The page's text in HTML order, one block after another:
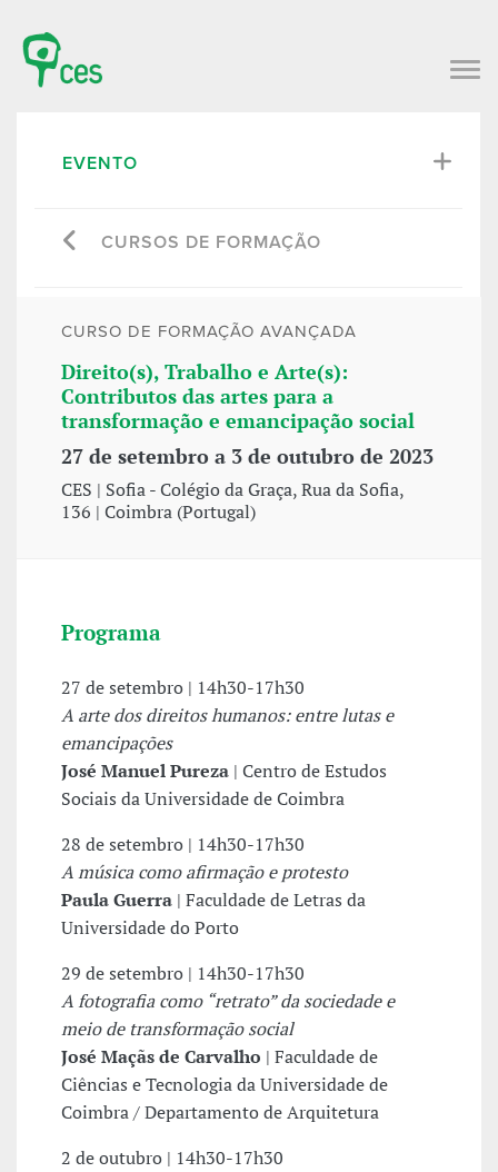
EVENTO
CURSOS DE FORMAÇÃO
CURSO DE FORMAÇÃO AVANÇADA
Direito(s), Trabalho e Arte(s):
Contributos das artes para a
transformação e emancipação social
27 de setembro a 3 de outubro de 2023
CES | Sofia - Colégio da Graça, Rua da Sofia,
136 | Coimbra (Portugal)
Programa
27 de setembro | 14h30-17h30
A arte dos direitos humanos: entre lutas e
emancipações
José Manuel Pureza | Centro de Estudos
Sociais da Universidade de Coimbra
28 de setembro | 14h30-17h30
A música como afirmação e protesto
Paula Guerra | Faculdade de Letras da
Universidade do Porto
29 de setembro | 14h30-17h30
A fotografia como “retrato” da sociedade e
meio de transformação social
José Maçãs de Carvalho | Faculdade de
Ciências e Tecnologia da Universidade de
Coimbra / Departamento de Arquitetura
2 de outubro | 14h30-17h30